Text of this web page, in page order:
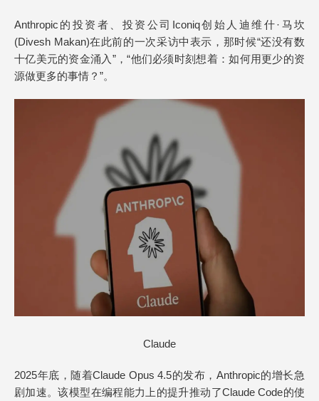
Anthropic的投资者、投资公司Iconiq创始人迪维什·马坎
(Divesh Makan)在此前的一次采访中表示，那时候“还没有数
十亿美元的资金涌入”，“他们必须时刻想着：如何用更少的资
源做更多的事情？”。
Claude
2025年底，随着Claude Opus 4.5的发布，Anthropic的增长急
剧加速。该模型在编程能力上的提升推动了Claude Code的使